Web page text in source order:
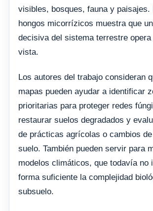
visibles, bosques, fauna y paisajes.
hongos micorrízicos muestra que
decisiva del sistema terrestre opera
vista.
Los autores del trabajo consideran
mapas pueden ayudar a identificar
prioritarias para proteger redes
restaurar suelos degradados y
de prácticas agrícolas o cambios
suelo. También pueden servir para
modelos climáticos, que todavía no
forma suficiente la complejidad
subsuelo.